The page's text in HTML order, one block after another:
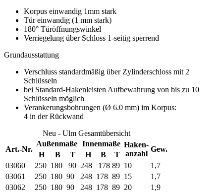
Korpus einwandig 1mm stark
Tür einwandig (1 mm stark)
180° Türöffnungswinkel
Verriegelung über Schloss 1-seitig sperrend
Grundausstattung
Verschluss standardmäßig über Zylinderschloss mit 2
Schlüsseln
bei Standard-Hakenleisten Aufbewahrung von bis zu 10
Schlüsseln möglich
Verankerungsbohrungen (Ø 6.0 mm) im Korpus:
4 in der Rückwand
Neu - Ulm Gesamtübersicht
Art.-Nr.
Außenmaße Innenmaße Haken-
anzahl
Gew.
H B T H B
T
03060
250 180 90 248 178 89 10
1,7
03061
250 180 90 248 178 89 15
1,7
03062
250 180 90 248 178 89 20
1,9